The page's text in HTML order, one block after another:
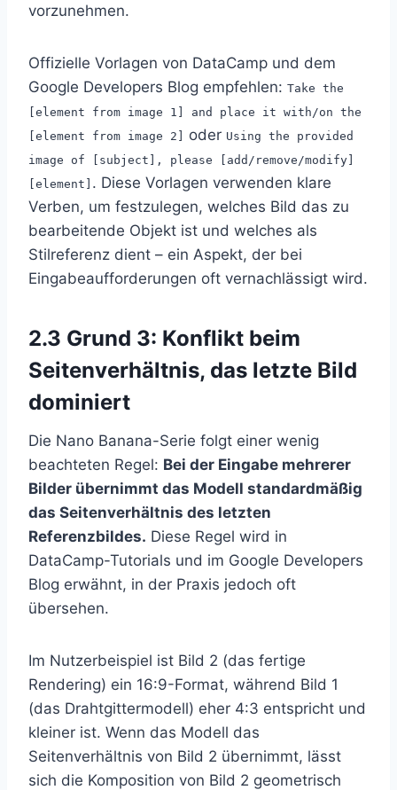
vorzunehmen.
Offizielle Vorlagen von DataCamp und dem
Google Developers Blog empfehlen: Take the
[element from image 1] and place it with/on the
[element from image 2]
oder Using the provided
image of [subject], please [add/remove/modify]
[element] . Diese Vorlagen verwenden klare
Verben, um festzulegen, welches Bild das zu
bearbeitende Objekt ist und welches als
Stilreferenz dient – ein Aspekt, der bei
Eingabeaufforderungen oft vernachlässigt wird.
2.3 Grund 3: Konflikt beim
Seitenverhältnis, das letzte Bild
dominiert
Die Nano Banana-Serie folgt einer wenig
beachteten Regel: Bei der Eingabe mehrerer
Bilder übernimmt das Modell standardmäßig
das Seitenverhältnis des letzten
Referenzbildes. Diese Regel wird in
DataCamp-Tutorials und im Google Developers
Blog erwähnt, in der Praxis jedoch oft
übersehen.
Im Nutzerbeispiel ist Bild 2 (das fertige
Rendering) ein 16:9-Format, während Bild 1
(das Drahtgittermodell) eher 4:3 entspricht und
kleiner ist. Wenn das Modell das
Seitenverhältnis von Bild 2 übernimmt, lässt
sich die Komposition von Bild 2 geometrisch